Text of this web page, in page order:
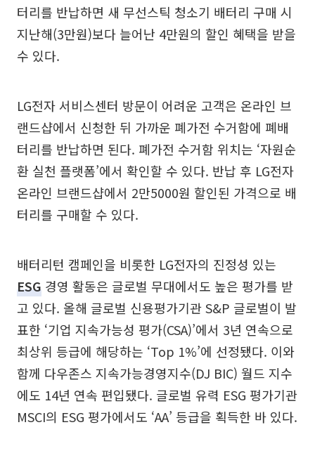
터리를 반납하면 새 무선스틱 청소기 배터리 구매 시
지난해(3만원)보다 늘어난 4만원의 할인 혜택을 받을
수 있다.
LG전자 서비스센터 방문이 어려운 고객은 온라인 브
랜드샵에서 신청한 뒤 가까운 폐가전 수거함에 폐배
터리를 반납하면 된다. 폐가전 수거함 위치는 ‘자원순
환 실천 플랫폼’에서 확인할 수 있다. 반납 후 LG전자
온라인 브랜드샵에서 2만5000원 할인된 가격으로 배
터리를 구매할 수 있다.
배터리턴 캠페인을 비롯한 LG전자의 진정성 있는
ESG 경영 활동은 글로벌 무대에서도 높은 평가를 받
고 있다. 올해 글로벌 신용평가기관 S&P 글로벌이 발
표한 ‘기업 지속가능성 평가(CSA)’에서 3년 연속으로
최상위 등급에 해당하는 ‘Top 1%’에 선정됐다. 이와
함께 다우존스 지속가능경영지수(DJ BIC) 월드 지수
에도 14년 연속 편입됐다. 글로벌 유력 ESG 평가기관
MSCI의 ESG 평가에서도 ‘AA’ 등급을 획득한 바 있다.